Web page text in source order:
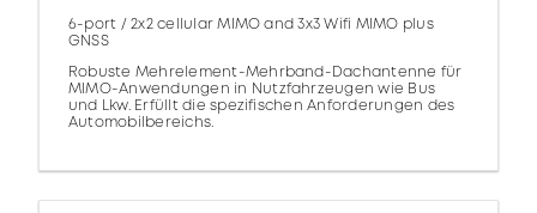
6-port / 2x2 cellular MIMO and 3x3 Wifi MIMO plus
GNSS
Robuste Mehrelement-Mehrband-Dachantenne für
MIMO-Anwendungen in Nutzfahrzeugen wie Bus
und Lkw. Erfüllt die spezifischen Anforderungen des
Automobilbereichs.